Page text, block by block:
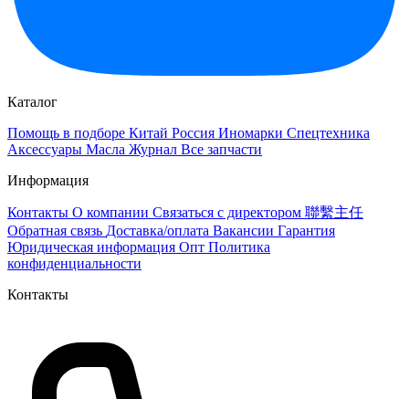
Каталог
Помощь в подборе Китай Россия Иномарки Спецтехника
Аксессуары Масла Журнал Все запчасти
Информация
Контакты О компании Связаться с директором 聯繫主任
Обратная связь Доставка/оплата Вакансии Гарантия
Юридическая информация Опт Политика
конфиденциальности
Контакты